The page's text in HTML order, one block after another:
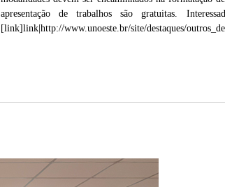
apresentação de trabalhos são gratuitas.
[link]link|http://www.unoeste.br/site/destaques/